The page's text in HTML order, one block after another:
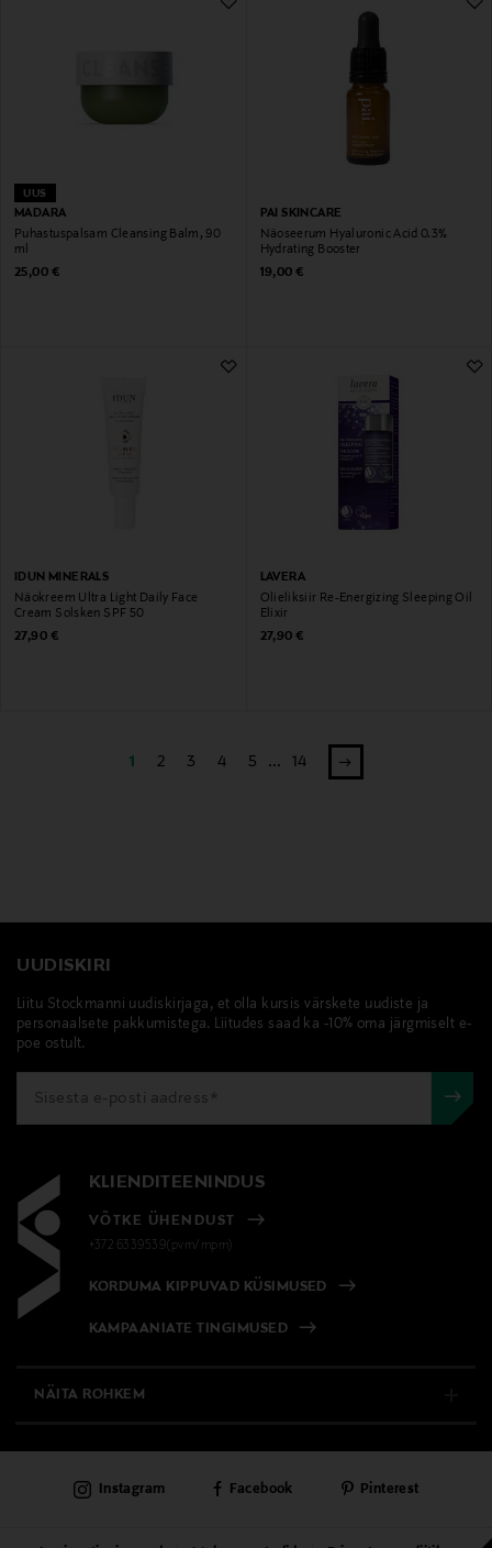
UUS
MADARA
Puhastuspalsam Cleansing Balm, 90
ml
Original Price
25,00 €
PAI SKINCARE
Näoseerum Hyaluronic Acid 0.3%
Hydrating Booster
Original Price
19,00 €
IDUN MINERALS
Näokreem Ultra Light Daily Face
Cream Solsken SPF 50
Original Price
27,90 €
LAVERA
Õlieliksiir Re-Energizing Sleeping Oil
Elixir
Original Price
27,90 €
1 2 3 4 5 ... 14
UUDISKIRI
Liitu Stockmanni uudiskirjaga, et olla kursis värskete uudiste ja
personaalsete pakkumistega. Liitudes saad ka -10% oma järgmiselt e-
poe ostult.
KLIENDITEENINDUS
VÕTKE ÜHENDUST
+372 6339539(pvm/mpm)
KORDUMA KIPPUVAD KÜSIMUSED
KAMPAANIATE TINGIMUSED
NÄITA ROHKEM
PÜSIKLIENDITEENINDUS
Instagram Facebook Pinterest